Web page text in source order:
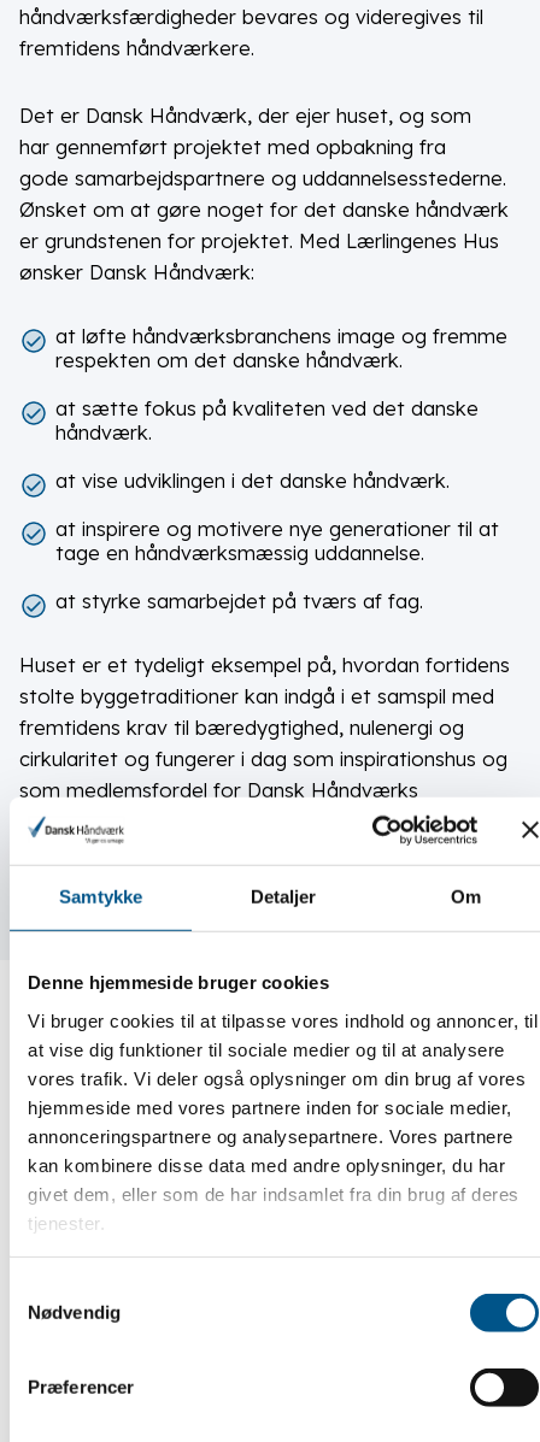
Samtykke Detaljer Om
Denne hjemmeside bruger cookies
Vi bruger cookies til at tilpasse vores indhold og annoncer, til
at vise dig funktioner til sociale medier og til at analysere
vores trafik. Vi deler også oplysninger om din brug af vores
hjemmeside med vores partnere inden for sociale medier,
annonceringspartnere og analysepartnere. Vores partnere
kan kombinere disse data med andre oplysninger, du har
givet dem, eller som de har indsamlet fra din brug af deres
tjenester.
Nødvendig
Præferencer
håndværksfærdigheder bevares og videregives til
fremtidens håndværkere.
Det er Dansk Håndværk, der ejer huset, og som
har gennemført projektet med opbakning fra
gode samarbejdspartnere og uddannelsesstederne.
Ønsket om at gøre noget for det danske håndværk
er grundstenen for projektet. Med Lærlingenes Hus
ønsker Dansk Håndværk:
at løfte håndværksbranchens image og fremme
respekten om det danske håndværk.
at sætte fokus på kvaliteten ved det danske
håndværk.
at vise udviklingen i det danske håndværk.
at inspirere og motivere nye generationer til at
tage en håndværksmæssig uddannelse.
at styrke samarbejdet på tværs af fag.
Huset er et tydeligt eksempel på, hvordan fortidens
stolte byggetraditioner kan indgå i et samspil med
fremtidens krav til bæredygtighed, nulenergi og
cirkularitet og fungerer i dag som inspirationshus og
som medlemsfordel for Dansk Håndværks
medlemmer, der kan benytte huset til egne formål.